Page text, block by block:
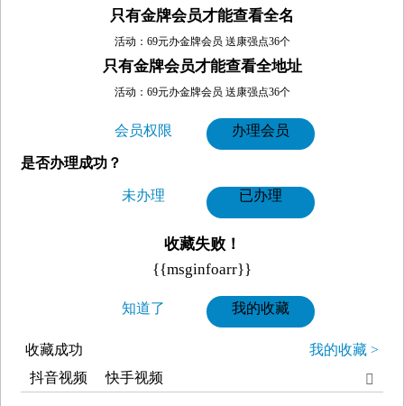
只有金牌会员才能查看全名
活动：69元办金牌会员 送康强点36个
只有金牌会员才能查看全地址
活动：69元办金牌会员 送康强点36个
会员权限 办理会员
是否办理成功？
未办理 已办理
收藏失败！
{{msginfoarr}}
知道了 我的收藏
收藏成功
我的收藏 >
抖音视频
快手视频 